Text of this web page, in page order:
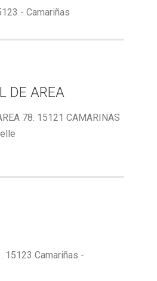
- Camariñas
DE AREA
78. 15121 CAMARINAS
15123 Camariñas -